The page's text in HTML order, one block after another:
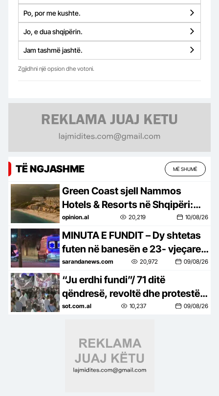
Po, por me kushte.
Jo, e dua shqipërin.
Jam tashmë jashtë.
Zgjidhni një opsion dhe votoni.
TË NGJASHME MË SHUMË
Green Coast sjell Nammos
Hotels & Resorts në Shqipëri:
Destinacion i ri lifestyle
opinion.al 20,219 10/08/26
MINUTA E FUNDIT – Dy shtetas
futen në banesën e 23- vjeçares
në Xhabije dhe e dhunojnë,
përfundon në spital
sarandanews.com 20,972 09/08/26
“Ju erdhi fundi”/ 71 ditë
qëndresë, revoltë dhe protestë
në rrugët e Tiranës
sot.com.al 10,237 09/08/26